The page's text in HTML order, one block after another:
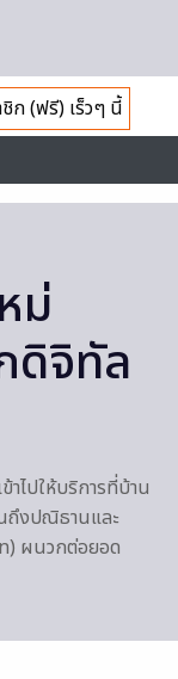
ก (ฟรี) เร็วๆ นี้
ม่
ดิจิทัล
ไปให้บริการที่บ้าน
ถึงปณิธานและ
ผนวกต่อยอด